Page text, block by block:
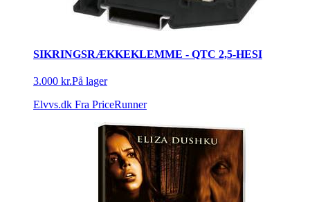
SIKRINGSRÆKKEKLEMME - QTC 2,5-HESI
3.000 kr.På lager
Elvvs.dk Fra PriceRunner